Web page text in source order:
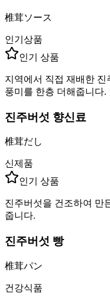
椎茸ソース
인기상품
인기 상품
지역에서 직접 재배한 진
풍미를 한층 더해줍니다.
진주버섯 향신료
椎茸だし
신제품
인기 상품
진주버섯을 건조하여 만
줍니다.
진주버섯 빵
椎茸パン
건강식품